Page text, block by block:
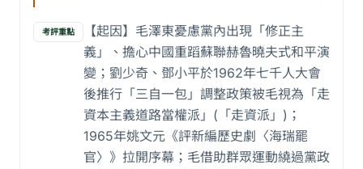
考評重點
【起因】毛澤東憂慮黨內出現「修正主
義」、擔心中國重蹈蘇聯赫魯曉夫式和平演
變；劉少奇、鄧小平於1962年七千人大會
後推行「三自一包」調整政策被毛視為「走
資本主義道路當權派」(「走資派」)；
1965年姚文元《評新編歷史劇〈海瑞罷
官〉》拉開序幕；毛借助群眾運動繞過黨政